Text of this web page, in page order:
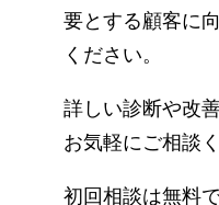
要とする顧客に
ください。
詳しい診断や改
お気軽にご相談
初回相談は無料で